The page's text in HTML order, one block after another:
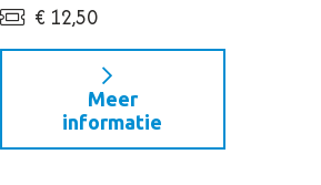
€ 12,50
Meer
informatie